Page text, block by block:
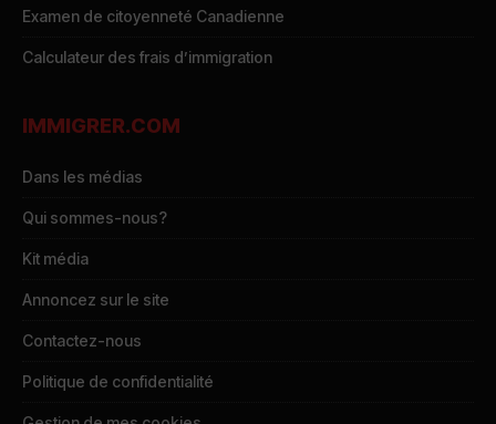
Examen de citoyenneté Canadienne
Calculateur des frais d’immigration
IMMIGRER.COM
Dans les médias
Qui sommes-nous?
Kit média
Annoncez sur le site
Contactez-nous
Politique de confidentialité